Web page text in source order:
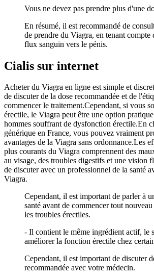
Vous ne devez pas prendre plus d'une
En résumé, il est recommandé de
de prendre du Viagra, en tenant compte
flux sanguin vers le pénis.
Cialis sur internet
Acheter du Viagra en ligne est simple et
de discuter de la dose recommandée et de
commencer le traitement.Cependant, si vous
érectile, le Viagra peut être une option
hommes souffrant de dysfonction érectile.En
générique en France, vous pouvez vraiment
avantages de la Viagra sans ordonnance.Les
plus courants du Viagra comprennent des
au visage, des troubles digestifs et une vision
de discuter avec un professionnel de la santé
Viagra.
Cependant, il est important de parler à
santé avant de commencer tout
les troubles érectiles.
- Il contient le même ingrédient actif, le
améliorer la fonction érectile chez
Cependant, il est important de discuter
recommandée avec votre médecin.